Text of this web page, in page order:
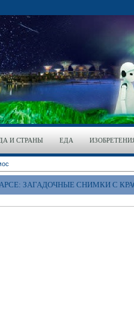
И СТРАНЫ ЕДА
ЗАГАДОЧНЫЕ СНИМКИ С